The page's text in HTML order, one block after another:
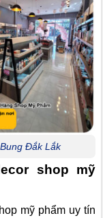
Đắk Lắk
shop mỹ
mỹ phẩm uy tín